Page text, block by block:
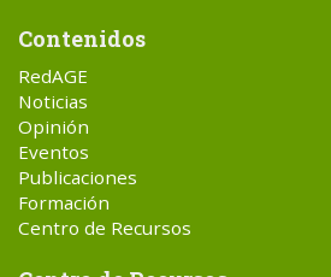
Contenidos
RedAGE
Noticias
Opinión
Eventos
Publicaciones
Formación
Centro de Recursos